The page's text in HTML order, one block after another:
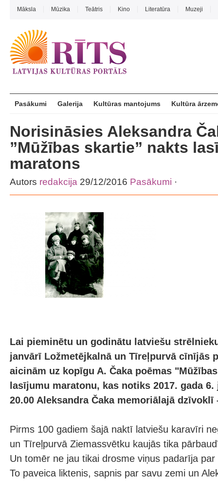
Māksla Mūzika Teātris Kino Literatūra Muzeji
Pasākumi Galerija Kultūras mantojums Kultūra
Norisināsies Aleksandra
”Mūžības skartie” nakts
maratons
Autors redakcija 29/12/2016 Pasākumi ·
Lai pieminētu un godinātu latviešu
janvārī Ložmetējkalnā un Tīreļpurvā cīnījās
aicinām uz kopīgu A. Čaka poēmas
lasījumu maratonu, kas notiks 2017. gada
20.00 Aleksandra Čaka memoriālajā dzīvoklī
Pirms 100 gadiem šajā naktī latviešu karavīri
un Tīreļpurvā Ziemassvētku kaujās tika
Un tomēr ne jau tikai drosme viņus padarīja
To paveica liktenis, sapnis par savu zemi un